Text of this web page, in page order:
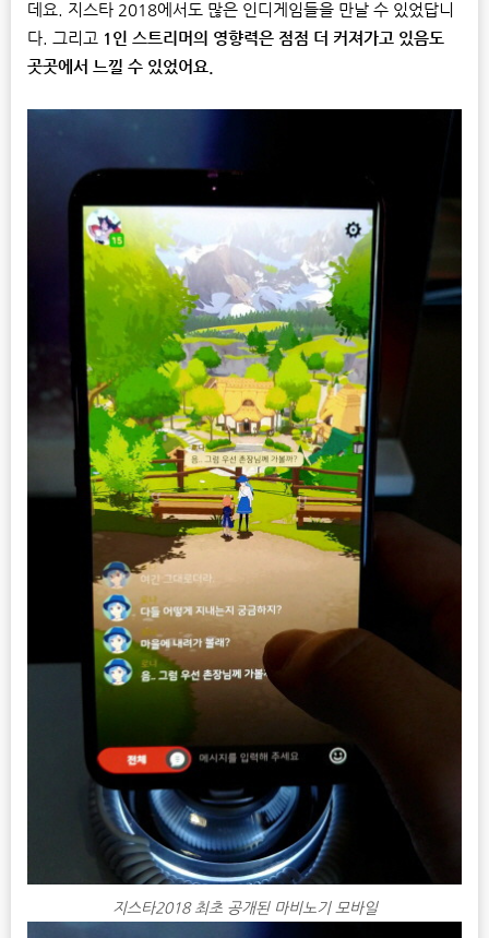
데요. 지스타 2018에서도 많은 인디게임들을 만날 수 있었답니
다. 그리고 1인 스트리머의 영향력은 점점 더 커져가고 있음도
곳곳에서 느낄 수 있었어요.
지스타2018 최초 공개된 마비노기 모바일